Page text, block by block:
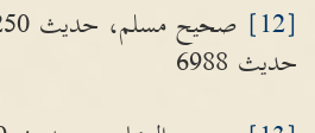
[12]
حديث 6988